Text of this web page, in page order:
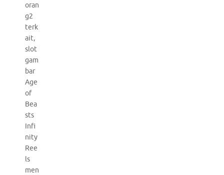
oran
g2
terk
ait,
slot
gam
bar
Age
of
Bea
sts
Infi
nity
Ree
ls
men